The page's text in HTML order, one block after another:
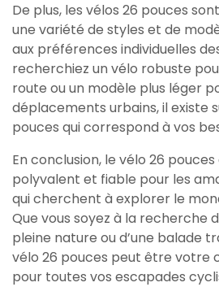
De plus, les vélos 26 pouces
une variété de styles et de
aux préférences individuelles
recherchiez un vélo robuste
route ou un modèle plus léger
déplacements urbains, il existe
pouces qui correspond à vos
En conclusion, le vélo 26
polyvalent et fiable pour les
qui cherchent à explorer le
Que vous soyez à la recherche
pleine nature ou d’une balade
vélo 26 pouces peut être votre
pour toutes vos escapades